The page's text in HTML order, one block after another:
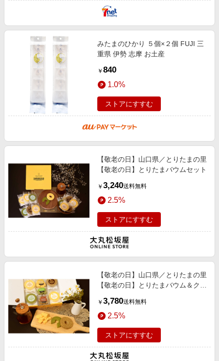
みたまのひかり ５個×２個 FUJI 三
重県 伊勢 志摩 お土産
￥ 840
1.0%
ストアにすすむ
【敬老の日】山口県／とりたまの里
【敬老の日】とりたまバウムセット
￥ 3,240送料無料
2.5%
ストアにすすむ
【敬老の日】山口県／とりたまの里
【敬老の日】とりたまバウム＆クッ
￥ 3,780送料無料
2.5%
ストアにすすむ